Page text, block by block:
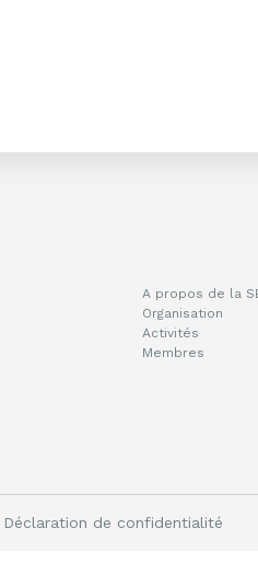
A propos de la
Organisation
Activités
Membres
Déclaration de confidentialité